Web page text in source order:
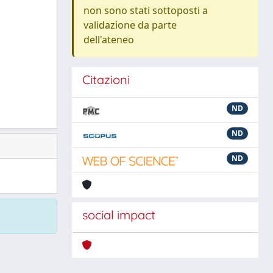
non sono stati sottoposti a
validazione da parte
dell'ateneo
Citazioni
ND
ND
ND
social impact